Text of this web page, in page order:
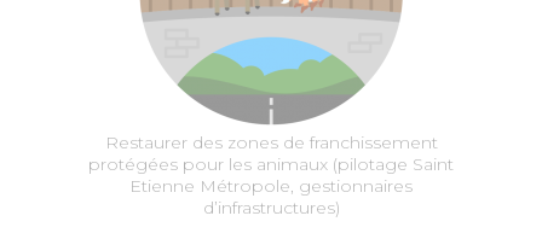
Restaurer des zones de franchissement
protégées pour les animaux (pilotage Saint
Etienne Métropole, gestionnaires
d’infrastructures)